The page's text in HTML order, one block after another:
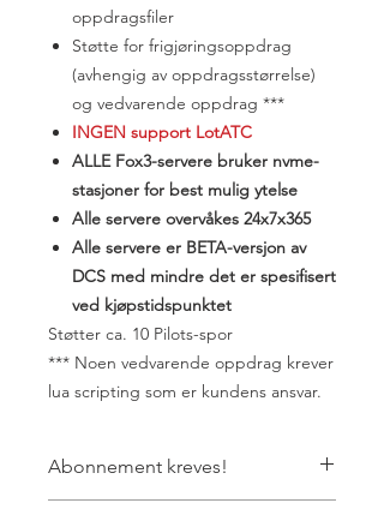
oppdragsfiler
Støtte for frigjøringsoppdrag
(avhengig av oppdragsstørrelse)
og vedvarende oppdrag ***
INGEN support LotATC
ALLE Fox3-servere bruker nvme-
stasjoner for best mulig ytelse
Alle servere overvåkes 24x7x365
Alle servere er BETA-versjon av
DCS med mindre det er spesifisert
ved kjøpstidspunktet
​Støtter ca. 10 Pilots-spor
*** Noen vedvarende oppdrag krever
lua scripting som er kundens ansvar.
Abonnement kreves!